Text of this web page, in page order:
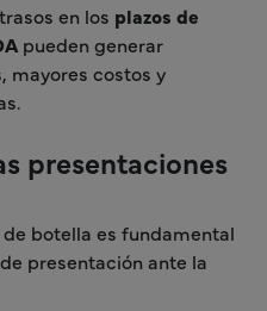
en los plazos de
pueden generar
mayores costos y
presentaciones
botella es fundamental
presentación ante la